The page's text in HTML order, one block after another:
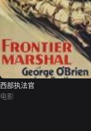
西部执法官
电影